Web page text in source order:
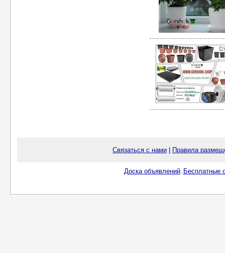
Связаться с нами Правила
Доска объявлений. Бесплатные